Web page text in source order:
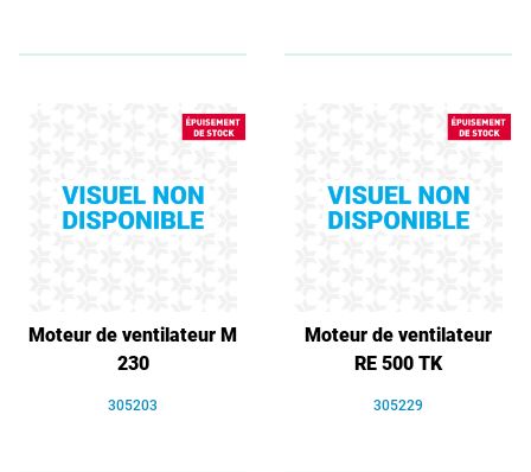
Moteur de ventilateur M
230
305203
Moteur de ventilateur
RE 500 TK
305229